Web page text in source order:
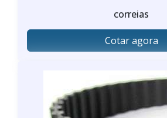
correias
Cotar agora